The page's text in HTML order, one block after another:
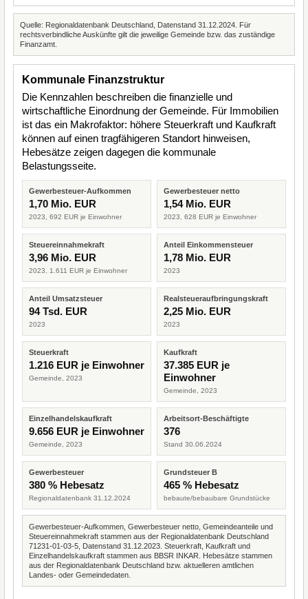
Quelle: Regionaldatenbank Deutschland, Datenstand 31.12.2024. Für
rechtsverbindliche Auskünfte gilt die jeweilige Gemeinde bzw. das zuständige
Finanzamt.
Kommunale Finanzstruktur
Die Kennzahlen beschreiben die finanzielle und
wirtschaftliche Einordnung der Gemeinde. Für Immobilien
ist das ein Makrofaktor: höhere Steuerkraft und Kaufkraft
können auf einen tragfähigeren Standort hinweisen,
Hebesätze zeigen dagegen die kommunale
Belastungsseite.
Gewerbesteuer-Aufkommen
1,70 Mio. EUR
2023, 692 EUR je Einwohner
Gewerbesteuer netto
1,54 Mio. EUR
2023, 628 EUR je Einwohner
Steuereinnahmekraft
3,96 Mio. EUR
2023, 1.611 EUR je Einwohner
Anteil Einkommensteuer
1,78 Mio. EUR
2023
Anteil Umsatzsteuer
94 Tsd. EUR
2023
Realsteueraufbringungskraft
2,25 Mio. EUR
2023
Steuerkraft
1.216 EUR je Einwohner
Gemeinde, 2023
Kaufkraft
37.385 EUR je
Einwohner
Gemeinde, 2023
Einzelhandelskaufkraft
9.656 EUR je Einwohner
Gemeinde, 2023
Arbeitsort-Beschäftigte
376
Stand 30.06.2024
Gewerbesteuer
380 % Hebesatz
Regionaldatenbank 31.12.2024
Grundsteuer B
465 % Hebesatz
bebaute/bebaubare Grundstücke
Gewerbesteuer-Aufkommen, Gewerbesteuer netto, Gemeindeanteile und
Steuereinnahmekraft stammen aus der Regionaldatenbank Deutschland
71231-01-03-5, Datenstand 31.12.2023. Steuerkraft, Kaufkraft und
Einzelhandelskaufkraft stammen aus BBSR INKAR. Hebesätze stammen
aus der Regionaldatenbank Deutschland bzw. aktuelleren amtlichen
Landes- oder Gemeindedaten.